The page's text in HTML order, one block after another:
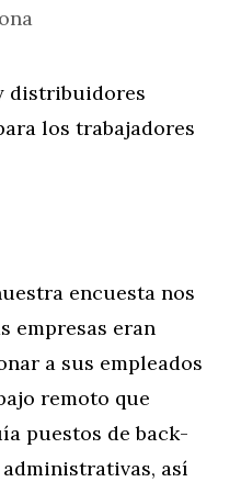
distribuidores
los trabajadores
encuesta nos
empresas eran
a sus empleados
remoto que
puestos de back-
así